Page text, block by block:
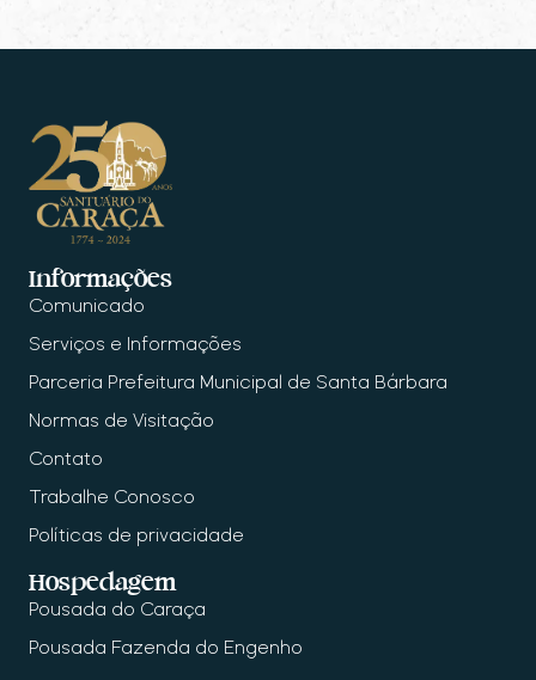
Informações
Comunicado
Serviços e Informações
Parceria Prefeitura Municipal de Santa Bárbara
Normas de Visitação
Contato
Trabalhe Conosco
Políticas de privacidade
Hospedagem
Pousada do Caraça
Pousada Fazenda do Engenho